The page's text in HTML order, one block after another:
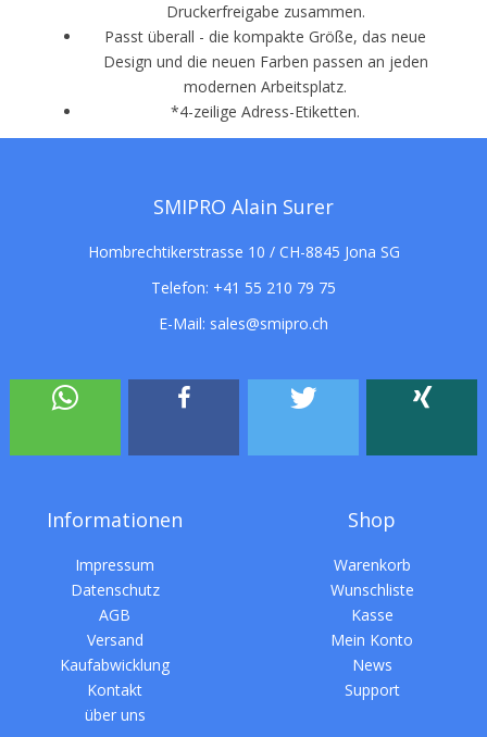
Druckerfreigabe zusammen.
Passt überall - die kompakte Größe, das neue
Design und die neuen Farben passen an jeden
modernen Arbeitsplatz.
*4-zeilige Adress-Etiketten.
SMIPRO Alain Surer
Hombrechtikerstrasse 10 / CH-8845 Jona SG
Telefon: +41 55 210 79 75
E-Mail: sales@smipro.ch
Informationen
Impressum
Datenschutz
AGB
Versand
Kaufabwicklung
Kontakt
über uns
Shop
Warenkorb
Wunschliste
Kasse
Mein Konto
News
Support